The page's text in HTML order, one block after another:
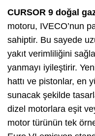
CURSOR 9 doğal
motoru, IVECO’nun
sahiptir. Bu sayede
yakıt verimliliğini
yanmayı iyileştirir.
hattı ve pistonlar, en
sunacak şekilde
dizel motorlara eşit
motor türünün tek